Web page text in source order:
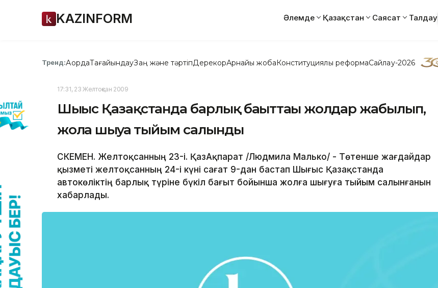
KAZINFORM Әлемде Қазақстан Саясат Талдау
Тренд:АқордаТағайындауЗаң және тәртіпДерекқорАрнайы жобаКонституциялық реформаСайлау-2026
17:31, 23 Желтоқсан 2009
Шығыс Қазақстанда барлық бағыттағы жолдар жабылып,
жолға шығуға тыйым салынды
ӨСКЕМЕН. Желтоқсанның 23-і. ҚазАқпарат /Людмила Малько/ - Төтенше жағдайдар
қызметі желтоқсанның 24-і күні сағат 9-дан бастап Шығыс Қазақстанда
автокөліктің барлық түріне бүкіл бағыт бойынша жолға шығуға тыйым салынғанын
хабарлады.